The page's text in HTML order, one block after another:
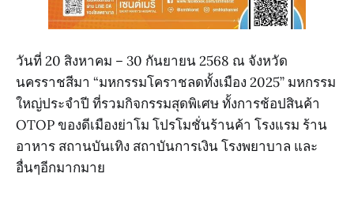
วันที่ 20 สิงหาคม – 30 กันยายน 2568 ณ จังหวัด
นครราชสีมา “มหกรรมโคราชลดทั้งเมือง 2025” มหกรรม
ใหญ่ประจำปี ที่รวมกิจกรรมสุดพิเศษ ทั้งการช้อปสินค้า
OTOP ของดีเมืองย่าโม โปรโมชั่นร้านค้า โรงแรม ร้าน
อาหาร สถานบันเทิง สถาบันการเงิน โรงพยาบาล และ
อื่นๆอีกมากมาย